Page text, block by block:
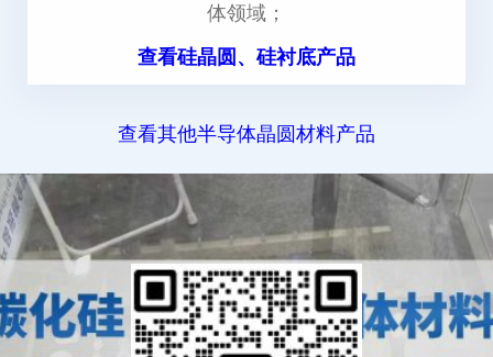
体领域；
查看硅晶圆、硅衬底产品
查看其他半导体晶圆材料产品